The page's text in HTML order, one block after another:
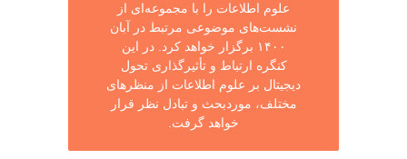
علوم اطلاعات را با مجموعه‌ای از
نشست‌های موضوعی مرتبط در آبان
١۴٠٠ برگزار خواهد کرد. در این
کنگره ارتباط و تأثیرگذاری تحول
دیجیتال بر علوم اطلاعات از منظرهای
مختلف، موردبحث و تبادل نظر قرار
خواهد گرفت.